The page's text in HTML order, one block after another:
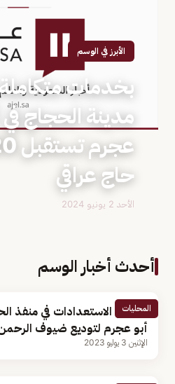
الأبرز في الوسم
بخدمات
مدينة الحجاج في
حاج عراقي
الأحد 2 يونيو 2024
أحدث أخبار الوسم
المحليات
اكتمال الاستعدادات في منفذ
أبو عجرم لتوديع ضيوف
الإثنين 3 يوليو 2023